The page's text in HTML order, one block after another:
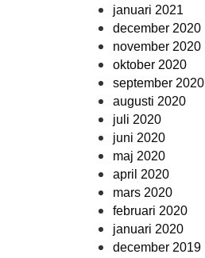
januari 2021
december 2020
november 2020
oktober 2020
september 2020
augusti 2020
juli 2020
juni 2020
maj 2020
april 2020
mars 2020
februari 2020
januari 2020
december 2019